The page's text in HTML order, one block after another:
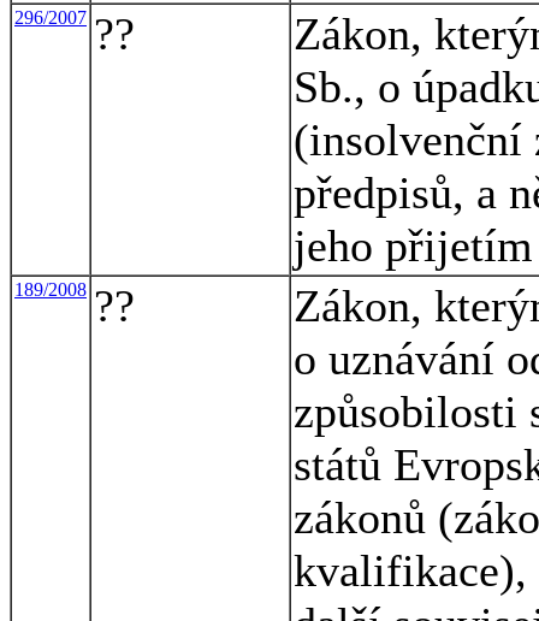
296/2007 ??
Zákon,
Sb., o
(insolvenční
předpisů, a
jeho přijetím
189/2008 ??
Zákon,
o uznávání
způsobilosti
států
zákonů
kvalifikace),